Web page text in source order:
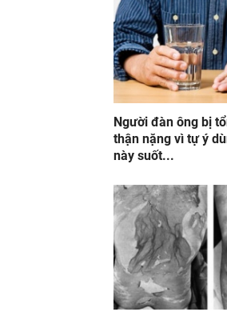
Người đàn ông bị
thận nặng vì tự ý
này suốt...